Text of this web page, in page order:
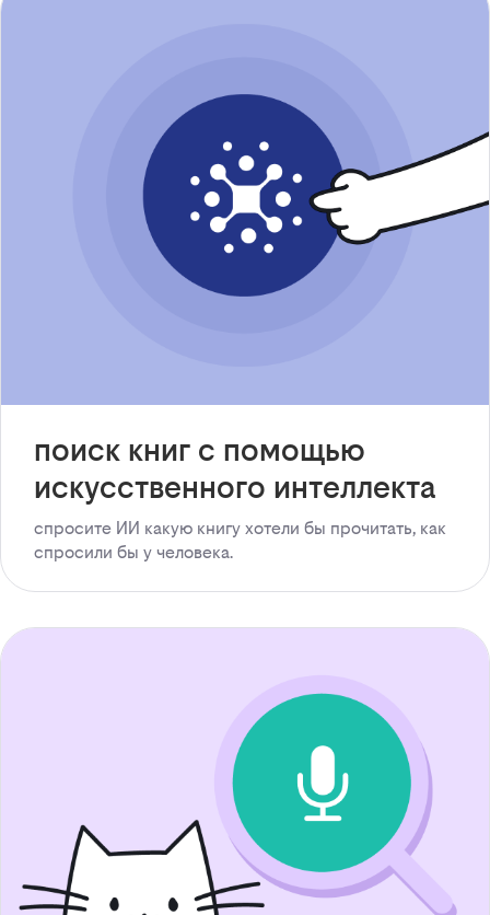
поиск книг с помощью
искусственного интеллекта
спросите ИИ какую книгу хотели бы прочитать, как
спросили бы у человека.